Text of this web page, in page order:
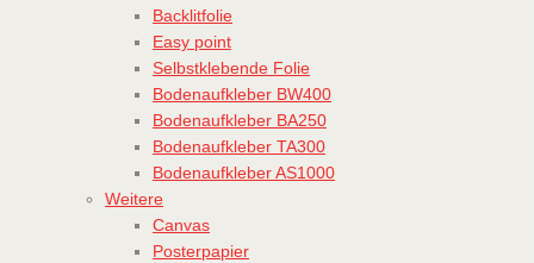
Backlitfolie
Easy point
Selbstklebende Folie
Bodenaufkleber BW400
Bodenaufkleber BA250
Bodenaufkleber TA300
Bodenaufkleber AS1000
Weitere
Canvas
Posterpapier